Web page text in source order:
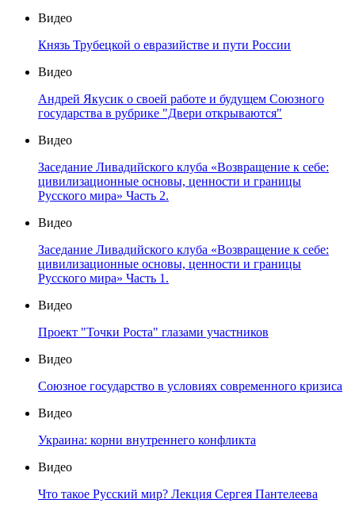
Видео
Князь Трубецкой о евразийстве и пути России
Видео
Андрей Якусик о своей работе и будущем Союзного
государства в рубрике "Двери открываются"
Видео
Заседание Ливадийского клуба «Возвращение к себе:
цивилизационные основы, ценности и границы
Русского мира» Часть 2.
Видео
Заседание Ливадийского клуба «Возвращение к себе:
цивилизационные основы, ценности и границы
Русского мира» Часть 1.
Видео
Проект "Точки Роста" глазами участников
Видео
Союзное государство в условиях современного кризиса
Видео
Украина: корни внутреннего конфликта
Видео
Что такое Русский мир? Лекция Сергея Пантелеева